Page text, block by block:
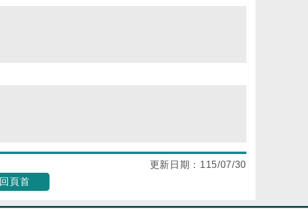
更新日期： 115/07/30
回頁首